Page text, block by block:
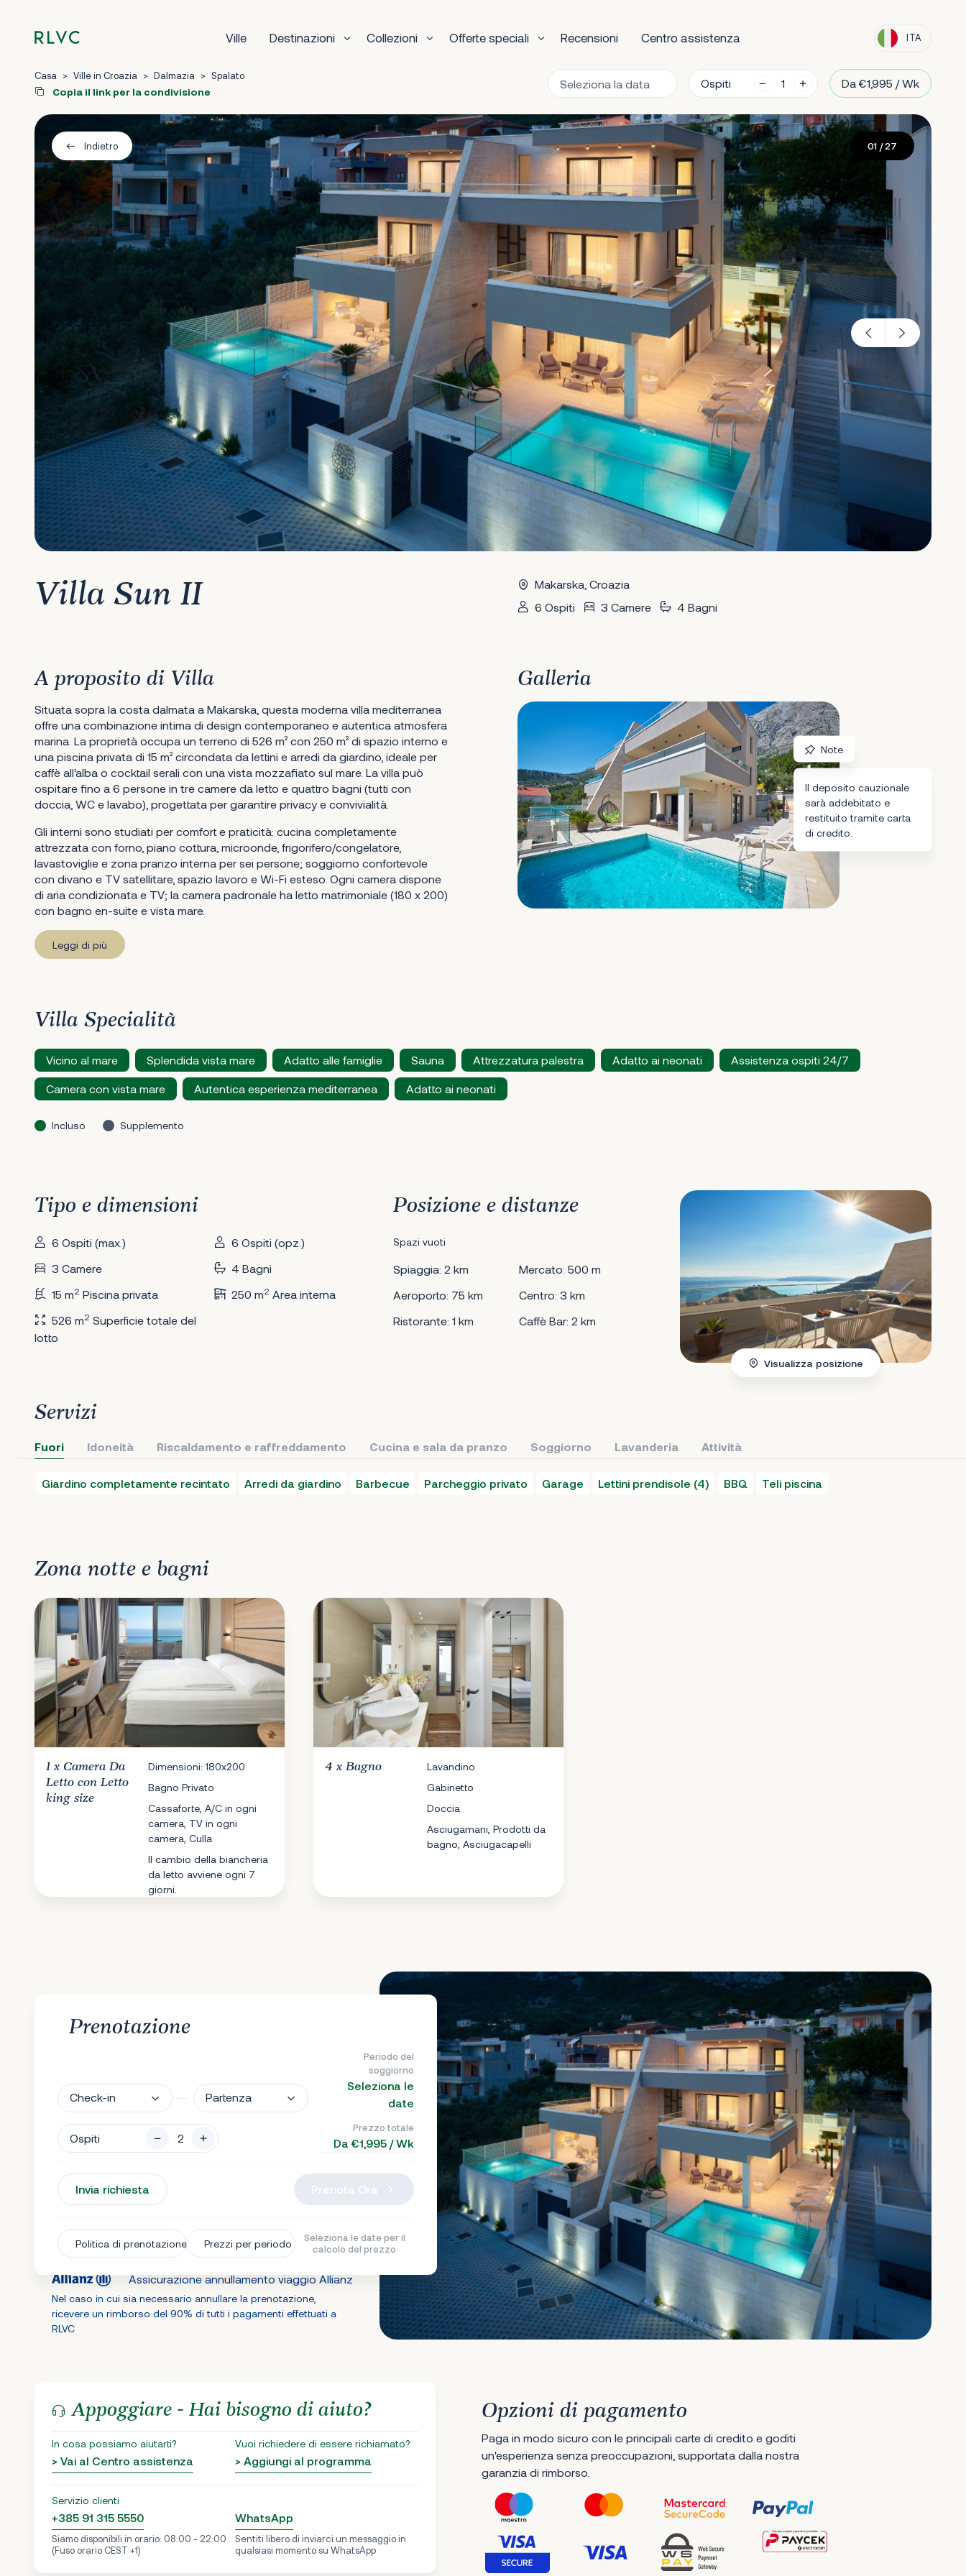
Ville Destinazioni Collezioni Offerte speciali Recensioni Centro assistenza ITA
Casa > Ville in Croazia > Dalmazia > Spalato
Copia il link per la condivisione
Ospiti Da €1,995 / Wk
Indietro 01 / 27
Villa Sun II
Makarska, Croazia
6 Ospiti
3 Camere 4 Bagni
A proposito di Villa
Situata sopra la costa dalmata a Makarska, questa moderna villa mediterranea
offre una combinazione intima di design contemporaneo e autentica atmosfera
marina. La proprietà occupa un terreno di 526 m² con 250 m² di spazio interno e
una piscina privata di 15 m² circondata da lettini e arredi da giardino, ideale per
caffè all’alba o cocktail serali con una vista mozzafiato sul mare. La villa può
ospitare fino a 6 persone in tre camere da letto e quattro bagni (tutti con
doccia, WC e lavabo), progettata per garantire privacy e convivialità.
Gli interni sono studiati per comfort e praticità: cucina completamente
attrezzata con forno, piano cottura, microonde, frigorifero/congelatore,
lavastoviglie e zona pranzo interna per sei persone; soggiorno confortevole
con divano e TV satellitare, spazio lavoro e Wi-Fi esteso. Ogni camera dispone
di aria condizionata e TV; la camera padronale ha letto matrimoniale (180 x 200)
con bagno en-suite e vista mare.
Leggi di più
Note
Il deposito cauzionale
sarà addebitato e
restituito tramite carta
di credito.
Galleria
Villa Specialità
Vicino al mare Splendida vista mare Adatto alle famiglie Sauna Attrezzatura palestra Adatto ai neonati Assistenza ospiti 24/7
Camera con vista mare Autentica esperienza mediterranea Adatto ai neonati
Incluso Supplemento
Tipo e dimensioni
6 Ospiti (max.)
6 Ospiti (opz.)
3 Camere
4 Bagni
15 m2 Piscina privata 250 m2 Area interna
526 m2 Superficie totale del
lotto
Posizione e distanze
Spazi vuoti
Spiaggia: 2 km
Mercato: 500 m
Aeroporto: 75 km
Centro: 3 km
Ristorante: 1 km
Caffè Bar: 2 km
Visualizza posizione
Servizi
Fuori Idoneità Riscaldamento e raffreddamento Cucina e sala da pranzo Soggiorno Lavanderia Attività
Giardino completamente recintato Arredi da giardino Barbecue Parcheggio privato Garage Lettini prendisole (4) BBQ Teli piscina
Zona notte e bagni
1 x Camera Da
Letto con Letto
king size
Dimensioni: 180x200
Bagno Privato
Cassaforte, A/C in ogni
camera, TV in ogni
camera, Culla
Il cambio della biancheria
da letto avviene ogni 7
giorni.
4 x Bagno
Lavandino
Gabinetto
Doccia
Asciugamani, Prodotti da
bagno, Asciugacapelli
Prenotazione
Check-in Partenza
Periodo del
soggiorno
Seleziona le
date
Ospiti
Prezzo totale
Da €1,995 / Wk
Invia richiesta
Politica di prenotazione Prezzi per periodo
Seleziona le date per il
calcolo del prezzo
Assicurazione annullamento viaggio Allianz
Nel caso in cui sia necessario annullare la prenotazione,
ricevere un rimborso del 90% di tutti i pagamenti effettuati a
RLVC
Appoggiare - Hai bisogno di aiuto?
In cosa possiamo aiutarti?
> Vai al Centro assistenza
Vuoi richiedere di essere richiamato?
> Aggiungi al programma
Servizio clienti
+385 91 315 5550
Siamo disponibili in orario: 08:00 - 22:00
(Fuso orario CEST +1)
WhatsApp
Sentiti libero di inviarci un messaggio in
qualsiasi momento su WhatsApp
Opzioni di pagamento
Paga in modo sicuro con le principali carte di credito e goditi
un'esperienza senza preoccupazioni, supportata dalla nostra
garanzia di rimborso.